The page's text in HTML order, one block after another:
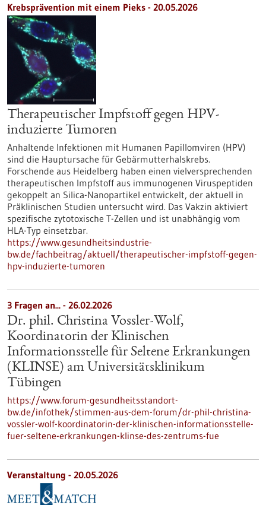
Krebsprävention mit einem Pieks - 20.05.2026
Therapeutischer Impfstoff gegen HPV-
induzierte Tumoren
Anhaltende Infektionen mit Humanen Papillomviren (HPV)
sind die Hauptursache für Gebärmutterhalskrebs.
Forschende aus Heidelberg haben einen vielversprechenden
therapeutischen Impfstoff aus immunogenen Viruspeptiden
gekoppelt an Silica-Nanopartikel entwickelt, der aktuell in
Präklinischen Studien untersucht wird. Das Vakzin aktiviert
spezifische zytotoxische T-Zellen und ist unabhängig vom
HLA-Typ einsetzbar.
https://www.gesundheitsindustrie-
bw.de/fachbeitrag/aktuell/therapeutischer-impfstoff-gegen-
hpv-induzierte-tumoren
3 Fragen an... - 26.02.2026
Dr. phil. Christina Vossler-Wolf,
Koordinatorin der Klinischen
Informationsstelle für Seltene Erkrankungen
(KLINSE) am Universitätsklinikum
Tübingen
https://www.forum-gesundheitsstandort-
bw.de/infothek/stimmen-aus-dem-forum/dr-phil-christina-
vossler-wolf-koordinatorin-der-klinischen-informationsstelle-
fuer-seltene-erkrankungen-klinse-des-zentrums-fue
Veranstaltung - 20.05.2026